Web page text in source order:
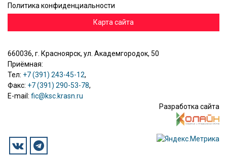
Политика конфиденциальности
Карта сайта
660036, г. Красноярск, ул. Академгородок, 50
Приёмная:
Тел: +7 (391) 243-45-12,
Факс: +7 (391) 290-53-78,
E-mail: fic@ksc.krasn.ru
Разработка сайта